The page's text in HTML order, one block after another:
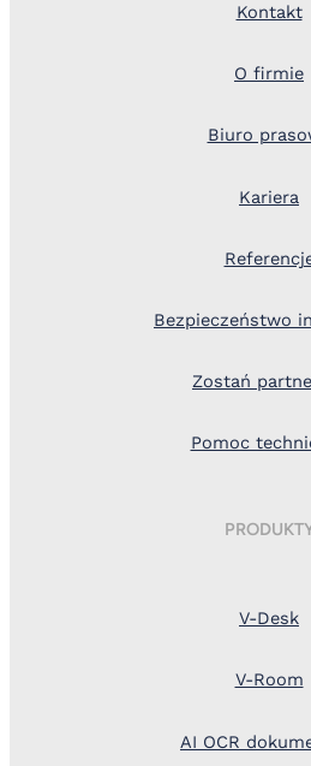
Kontakt
O firmie
Biuro
Kariera
Bezpieczeństwo
Zostań
Pomoc
V-Desk
V-Room
AI OCR